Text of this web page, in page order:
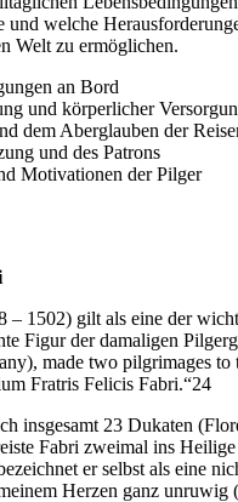
welche
Welt zu ermöglichen.
an Bord
und körperlicher
dem Aberglauben der
und des Patrons
Motivationen der Pilger
1502) gilt als eine der
Figur der damaligen
made two pilgrimages
Fratris Felicis Fabri.“24
insgesamt 23 Dukaten
Fabri zweimal ins
er selbst als eine
Herzen ganz